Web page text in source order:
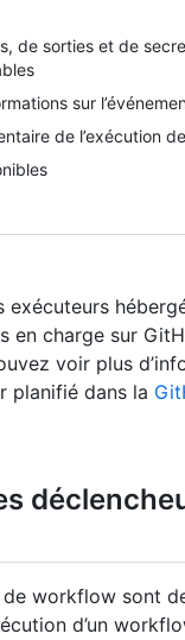
de sorties et de
sur
de l’exécution
exécuteurs
en charge sur
voir plus
planifié dans la
de workflow sont
d’un